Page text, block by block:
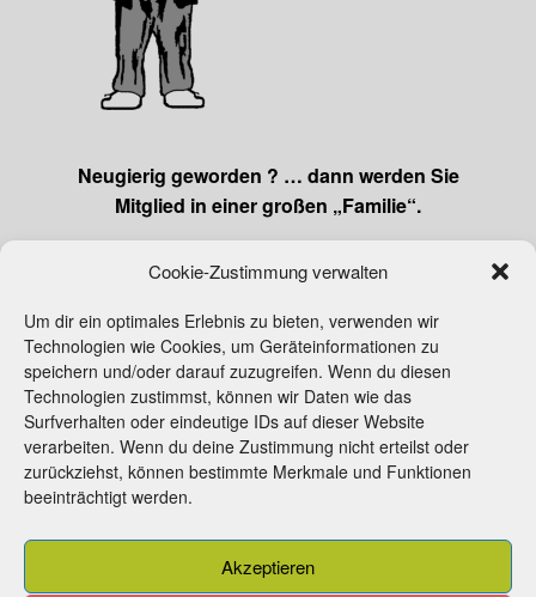
Cookie-Zustimmung verwalten
Um dir ein optimales Erlebnis zu bieten, verwenden wir
Technologien wie Cookies, um Geräteinformationen zu
speichern und/oder darauf zuzugreifen. Wenn du diesen
Technologien zustimmst, können wir Daten wie das
Surfverhalten oder eindeutige IDs auf dieser Website
verarbeiten. Wenn du deine Zustimmung nicht erteilst oder
zurückziehst, können bestimmte Merkmale und Funktionen
beeinträchtigt werden.
Akzeptieren
Neugierig geworden ? … dann werden Sie
Mitglied in einer großen „Familie“.
Alle Ansprechpartner insbesondere die
Gruppenleiter geben Ihnen gerne nähere
Informationen oder senden Sie uns einfach eine
Email!
Beitrittserklärung
Cookie-Richtlinie (EU)